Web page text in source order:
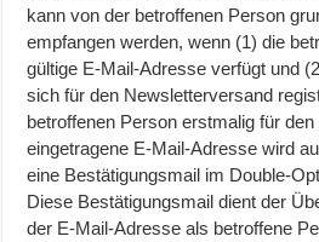
kann von der betroffenen Person
empfangen werden, wenn (1) die
gültige E-Mail-Adresse verfügt und
sich für den Newsletterversand
betroffenen Person erstmalig für
eingetragene E-Mail-Adresse wird
eine Bestätigungsmail im Double-
Diese Bestätigungsmail dient der
der E-Mail-Adresse als betroffene